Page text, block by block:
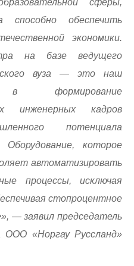
сферы,
способно обеспечить
экономики.
на базе ведущего
вуза — это наш
формирование
инженерных кадров
потенциала
Оборудование, которое
автоматизировать
процессы, исключая
стопроцентное
— заявил председатель
ООО «Норгау Руссланд»